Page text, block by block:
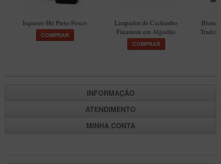
Isqueiro Hit Preto Fosco
COMPRAR
Limpador de Cachimbo
Finamore em Algodão
COMPRAR
Blend
INFORMAÇÃO
ATENDIMENTO
MINHA CONTA